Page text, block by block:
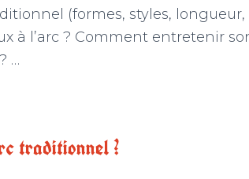
(formes, styles,
à l’arc ? Comment entretenir
…
traditionnel ?